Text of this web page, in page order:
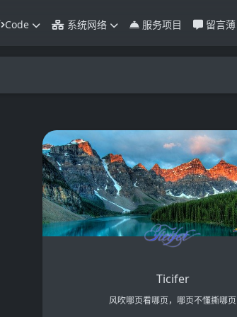
Code 系统网络 服务项目
留言薄
Ticifer
风吹哪页看哪页，哪页不懂撕哪页